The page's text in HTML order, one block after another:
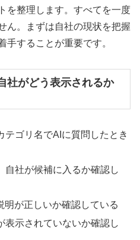
を整理します。すべてを一度
ん。まずは自社の現状を把握
手することが重要です。
社がどう表示されるか
テゴリ名でAIに質問したとき
自社が候補に入るか確認し
明が正しいか確認している
表示されていないか確認し